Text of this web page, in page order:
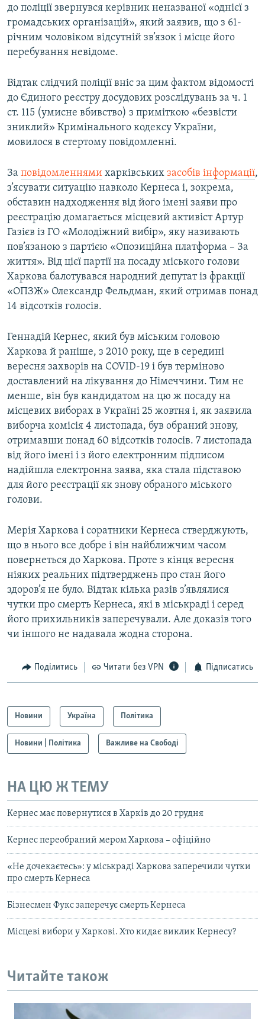
до поліції звернувся керівник неназваної «однієї з
громадських організацій», який заявив, що з 61-
річним чоловіком відсутній зв’язок і місце його
перебування невідоме.
Відтак слідчий поліції вніс за цим фактом відомості
до Єдиного реєстру досудових розслідувань за ч. 1
ст. 115 (умисне вбивство) з приміткою «безвісти
зниклий» Кримінального кодексу України,
мовилося в стертому повідомленні.
За повідомленнями харківських засобів інформації,
з’ясувати ситуацію навколо Кернеса і, зокрема,
обставин надходження від його імені заяви про
реєстрацію домагається місцевий активіст Артур
Газієв із ГО «Молодіжний вибір», яку називають
пов’язаною з партією «Опозиційна платформа – За
життя». Від цієї партії на посаду міського голови
Харкова балотувався народний депутат із фракції
«ОПЗЖ» Олександр Фельдман, який отримав понад
14 відсотків голосів.
Геннадій Кернес, який був міським головою
Харкова й раніше, з 2010 року, ще в середині
вересня захворів на COVID-19 і був терміново
доставлений на лікування до Німеччини. Тим не
менше, він був кандидатом на цю ж посаду на
місцевих виборах в Україні 25 жовтня і, як заявила
виборча комісія 4 листопада, був обраний знову,
отримавши понад 60 відсотків голосів. 7 листопада
від його імені і з його електронним підписом
надійшла електронна заява, яка стала підставою
для його реєстрації як знову обраного міського
голови.
Мерія Харкова і соратники Кернеса стверджують,
що в нього все добре і він найближчим часом
повернеться до Харкова. Проте з кінця вересня
ніяких реальних підтверджень про стан його
здоров’я не було. Відтак кілька разів з’являлися
чутки про смерть Кернеса, які в міськраді і серед
його прихильників заперечували. Але доказів того
чи іншого не надавала жодна сторона.
Поділитись Читати без VPN Підписатись
Новини Україна Політика
Новини | Політика Важливе на Свободі
НА ЦЮ Ж ТЕМУ
Кернес має повернутися в Харків до 20 грудня
Кернес переобраний мером Харкова – офіційно
«Не дочекаєтесь»: у міськраді Харкова заперечили чутки
про смерть Кернеса
Бізнесмен Фукс заперечує смерть Кернеса
Місцеві вибори у Харкові. Хто кидає виклик Кернесу?
Читайте також